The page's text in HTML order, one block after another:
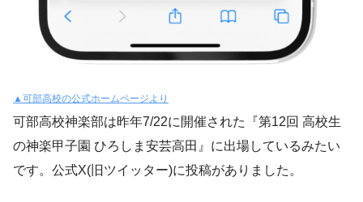
▲可部高校の公式ホームページより
可部高校神楽部は昨年7/22に開催された『第12回 高校生
の神楽甲子園 ひろしま安芸高田』に出場しているみたい
です。公式X(旧ツイッター)に投稿がありました。